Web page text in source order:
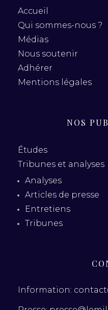
Accueil
Qui sommes-nous ?
Médias
Nous soutenir
Adhérer
Mentions légales
NOS
Études
Tribunes et analyses
Analyses
Articles de presse
Entretiens
Tribunes
Information: